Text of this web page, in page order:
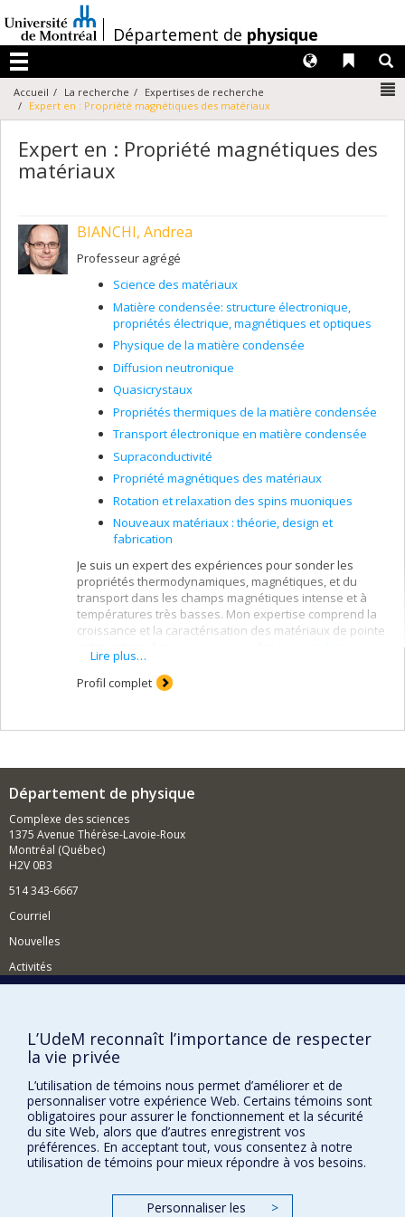
au
contenu
/Département de physique
Menu
Liens
Langues
Accueil La recherche
Expertises de recherche
Expert en : Propriété magnétiques des matériaux
Expert en : Propriété magnétiques des
matériaux
BIANCHI, Andrea
Professeur agrégé
Science des matériaux
Matière condensée: structure électronique,
propriétés électrique, magnétiques et optiques
Physique de la matière condensée
Diffusion neutronique
Quasicrystaux
Propriétés thermiques de la matière condensée
Transport électronique en matière condensée
Supraconductivité
Propriété magnétiques des matériaux
Rotation et relaxation des spins muoniques
Nouveaux matériaux : théorie, design et
fabrication
Je suis un expert des expériences pour sonder les
propriétés thermodynamiques, magnétiques, et du
transport dans les champs magnétiques intense et à
températures très basses. Mon expertise comprend la
croissance et la caractérisation des matériaux de pointe
corrélés, et des
frustrés.
Lire plus…
Profil complet
Département de physique
Complexe des sciences
1375 Avenue Thérèse-Lavoie-Roux
Montréal (Québec)
H2V 0B3
514 343-6667
Courriel
Nouvelles
Activités
BESOIN D'AIDE?
Plan du site
Signaler une erreur
Accessibilité
FACULTÉ DES ARTS ET DES SCIENCES
Nos centres d'études
L’UdeM reconnaît l’importance de respecter
la vie privée
L’utilisation de témoins nous permet d’améliorer et de
personnaliser votre expérience Web. Certains témoins sont
obligatoires pour assurer le fonctionnement et la sécurité
du site Web, alors que d’autres enregistrent vos
préférences. En acceptant tout, vous consentez à notre
utilisation de témoins pour mieux répondre à vos besoins.
Personnaliser les
>